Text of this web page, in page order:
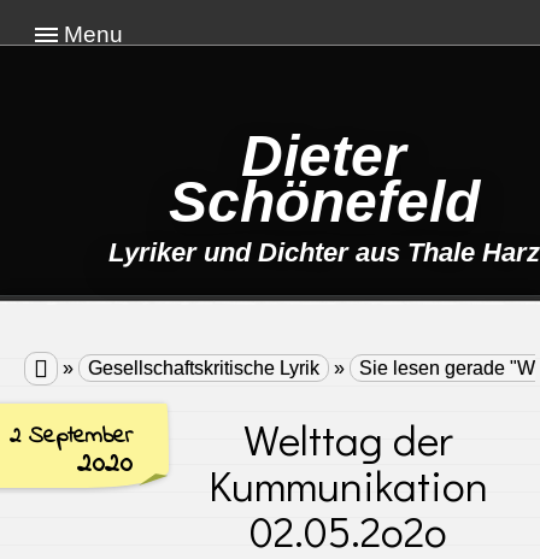
Menu
Dieter
Schönefeld
Lyriker und Dichter aus Thale Harz
 » Gesellschaftskritische Lyrik » Sie lesen gerade
2 September
2020
Welttag der
Kummunikation
02.05.2o2o